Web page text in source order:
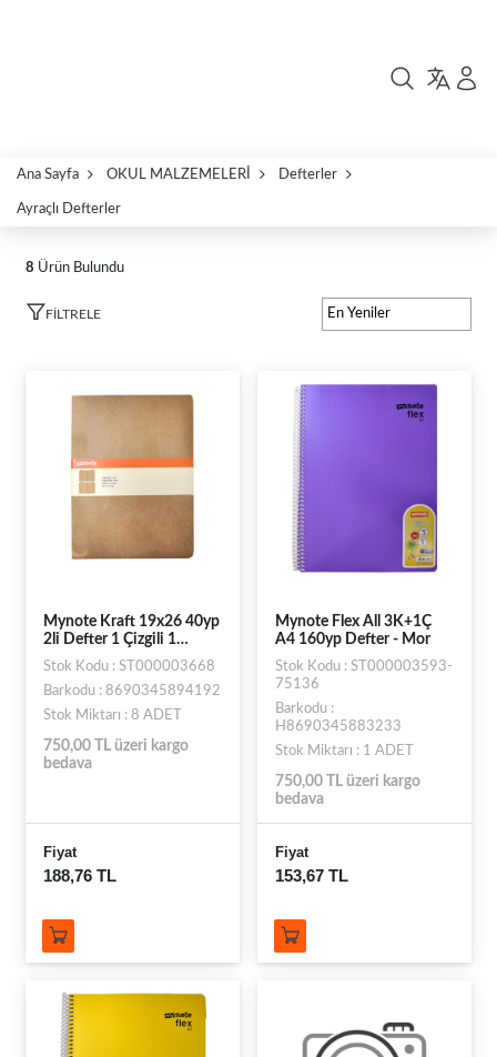
Ana Sayfa OKUL MALZEMELERİ Defterler
Ayraçlı Defterler
8 Ürün Bulundu
FILTRELE
Mynote Kraft 19x26 40yp
2li Defter 1 Çizgili 1
Çizgisiz
Stok Kodu : ST000003668
Barkodu : 8690345894192
Stok Miktarı : 8 ADET
750,00 TL üzeri kargo
bedava
Fiyat
188,76 TL
Mynote Flex All 3K+1Ç
A4 160yp Defter - Mor
Stok Kodu : ST000003593-
75136
Barkodu :
H8690345883233
Stok Miktarı : 1 ADET
750,00 TL üzeri kargo
bedava
Fiyat
153,67 TL